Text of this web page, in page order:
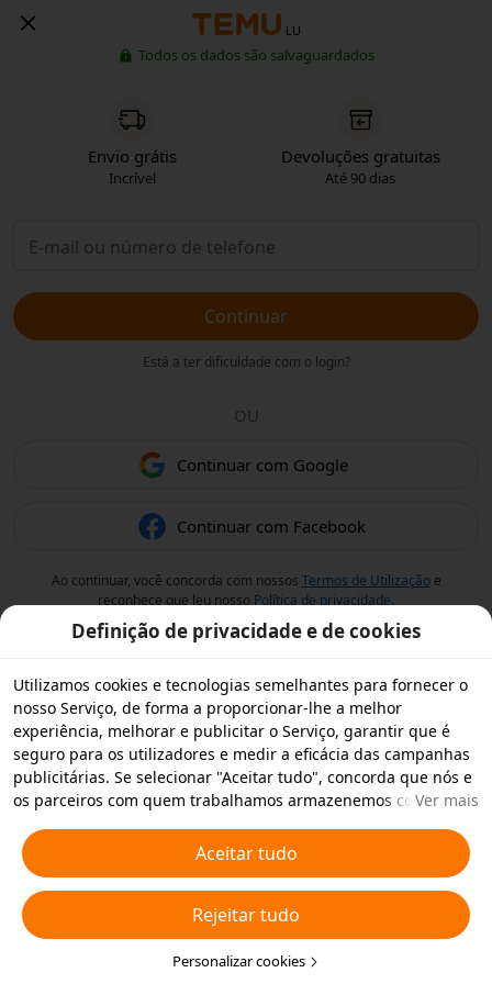
LU
Todos os dados são salvaguardados
Envio grátis
Incrível
Devoluções gratuitas
Até 90 dias
Continuar
Está a ter dificuldade com o login?
OU
Continuar com Google
Continuar com Facebook
Ao continuar, você concorda com nossos Termos de Utilizaçãoe
reconhece que leu nosso Política de privacidade.
Definição de privacidade e de cookies
Utilizamos cookies e tecnologias semelhantes para fornecer o
nosso Serviço, de forma a proporcionar-lhe a melhor
experiência, melhorar e publicitar o Serviço, garantir que é
seguro para os utilizadores e medir a eficácia das campanhas
publicitárias. Se selecionar "Aceitar tudo", concorda que nós e
os parceiros com quem trabalhamos armazenemos cookies e
publicitários. Também pode "Rejeitar todos" os cookies não
essenciais ou escolher os tipos de cookies que pretende
aceitar ou desativar clicando em "Personalizar cookies" abaixo
ou em qualquer altura nas suas definições de privacidade.
Para obter mais informações, consulte a nossaPolítica relativa
a Cookies e Tecnologias Semelhantes.
Ver mais
Aceitar tudo
Rejeitar tudo
Personalizar cookies